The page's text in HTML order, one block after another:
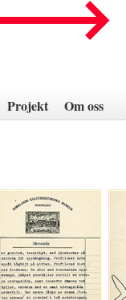
Projekt Om oss